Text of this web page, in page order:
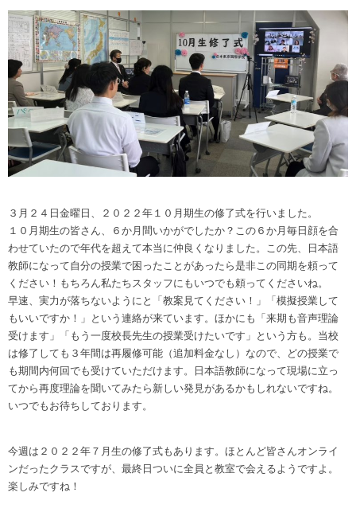
３月２４日金曜日、２０２２年１０月期生の修了式を行いました。
１０月期生の皆さん、６か月間いかがでしたか？この６か月毎日顔を合
わせていたので年代を超えて本当に仲良くなりました。この先、日本語
教師になって自分の授業で困ったことがあったら是非この同期を頼って
ください！もちろん私たちスタッフにもいつでも頼ってくださいね。
早速、実力が落ちないようにと「教案見てください！」「模擬授業して
もいいですか！」という連絡が来ています。ほかにも「来期も音声理論
受けます」「もう一度校長先生の授業受けたいです」という方も。当校
は修了しても３年間は再履修可能（追加料金なし）なので、どの授業で
も期間内何回でも受けていただけます。日本語教師になって現場に立っ
てから再度理論を聞いてみたら新しい発見があるかもしれないですね。
いつでもお待ちしております。
今週は２０２２年７月生の修了式もあります。ほとんど皆さんオンライ
ンだったクラスですが、最終日ついに全員と教室で会えるようですよ。
楽しみですね！